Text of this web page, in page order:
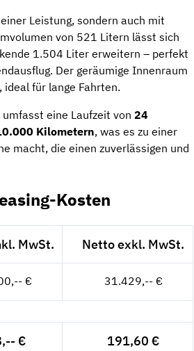
Leistung, sondern auch mit
von 521 Litern lässt sich
1.504 Liter erweitern – perfekt
Der geräumige Innenraum
für lange Fahrten.
eine Laufzeit von 24
Kilometern, was es zu einer
macht, die einen zuverlässigen und
Kosten
MwSt. Netto exkl. MwSt.
€ 31.429,-- €
€ 191,60 €